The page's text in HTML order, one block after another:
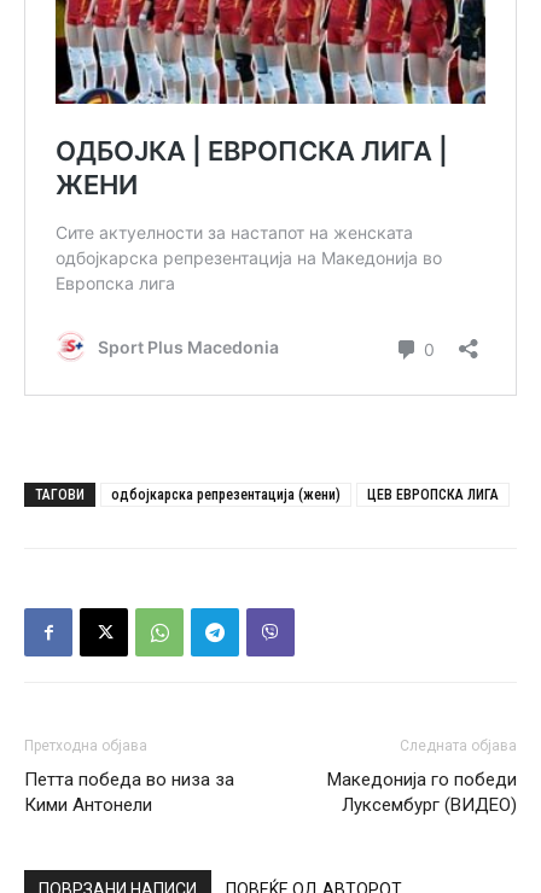
ТАГОВИ одбојкарска репрезентација (жени) ЦЕВ ЕВРОПСКА ЛИГА
Претходна објава
Петта победа во низа за
Кими Антонели
Следната објава
Македонија го победи
Луксембург (ВИДЕО)